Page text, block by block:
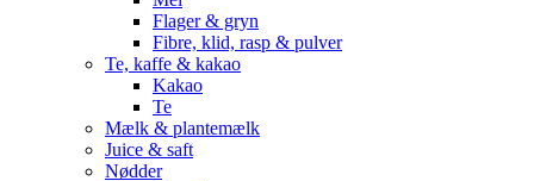
Flager & gryn
Fibre, klid, rasp & pulver
Te, kaffe & kakao
Kakao
Te
Mælk & plantemælk
Juice & saft
Nødder